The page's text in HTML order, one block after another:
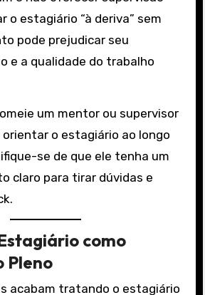
o estagiário “à deriva” sem
pode prejudicar seu
e a qualidade do trabalho
um mentor ou supervisor
o estagiário ao longo
se de que ele tenha um
claro para tirar dúvidas e
como
Pleno
acabam tratando o estagiário